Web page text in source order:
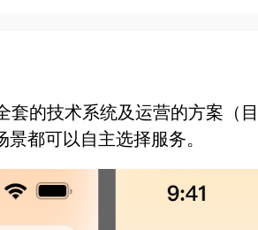
的技术系统及运营的方案（
都可以自主选择服务。